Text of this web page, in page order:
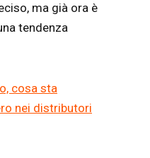
ma già ora è
tendenza
cosa sta
nei distributori